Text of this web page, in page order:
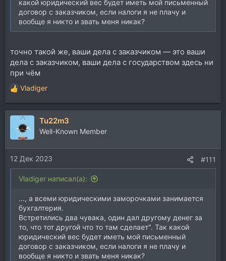
какой юридический вес будет иметь мой письменный
договор с заказчиком, если налоги я не плачу и
вообще я никто и звать меня никак?
точно такой же, ваши дела с заказчиком — это ваши
дела с заказчиком, ваши дела с государством здесь ни
при чём
Р
е
а
и
и
:
Vladiger
Tu22m3
Well-Known Member
12 Дек 2023 #111
Vladiger написал(а):
..., а всеми юридическими заморочками занимается
бухгалтерия.
Встретились два чувака, один дал другому денег за
то, что тот другой что то там сделает". Так какой
юридический вес будет иметь мой письменный
договор с заказчиком, если налоги я не плачу и
вообще я никто и звать меня никак?